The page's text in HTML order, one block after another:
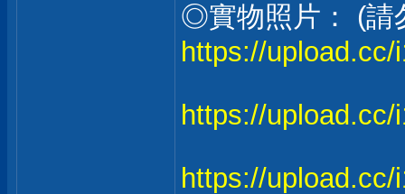
◎實物照片： (請
https://
https://
https://